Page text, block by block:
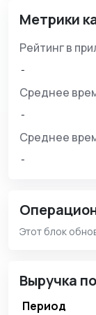
Метрики
Рейтинг в
-
Среднее
-
Среднее
-
Этот блок
Выручка
Период